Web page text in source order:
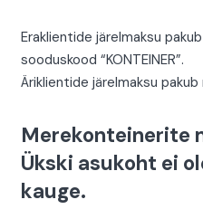
Eraklientide järelmaksu
sooduskood “KONTEINER”.
Äriklientide järelmaksu
Merekonteinerite
Ükski asukoht ei
kauge.